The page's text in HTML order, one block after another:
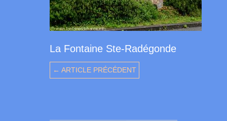
La Fontaine Ste-Radégonde
← ARTICLE PRÉCÉDENT